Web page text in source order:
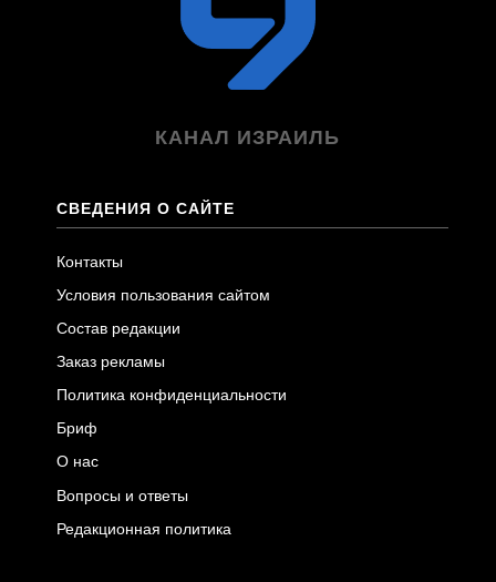
КАНАЛ ИЗРАИЛЬ
СВЕДЕНИЯ О САЙТЕ
Контакты
Условия пользования сайтом
Состав редакции
Заказ рекламы
Политика конфиденциальности
Бриф
О нас
Вопросы и ответы
Редакционная политика